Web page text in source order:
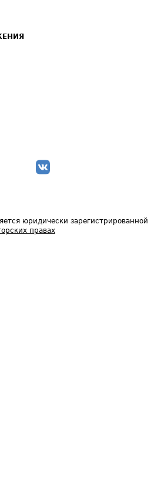
юридически зарегистрированной
правах